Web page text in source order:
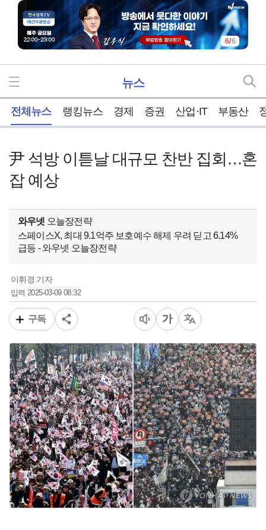
6/6
뉴스
전체뉴스 랭킹뉴스 경제 증권 산업·IT 부동산
尹 석방 이튿날 대규모 찬반 집회…혼
잡 예상
와우넷 오늘장전략
스페이스X, 최대 9.1억주 보호예수 해제 우려 딛고 6.14%
급등 - 와우넷 오늘장전략
이휘경 기자
입력2025-03-09 08:32
구독